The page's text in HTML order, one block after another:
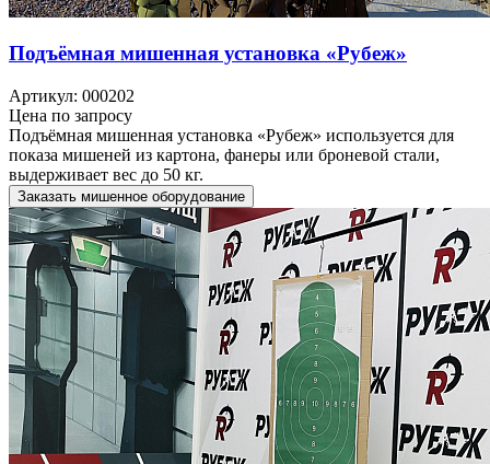
Подъёмная мишенная установка «Рубеж»
Артикул: 000202
Цена по запросу
Подъёмная мишенная установка «Рубеж» используется для
показа мишеней из картона, фанеры или броневой стали,
выдерживает вес до 50 кг.
Заказать мишенное оборудование